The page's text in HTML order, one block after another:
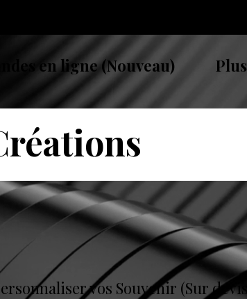
en ligne (Nouveau) Plus
vos Souvenir (Sur devis)